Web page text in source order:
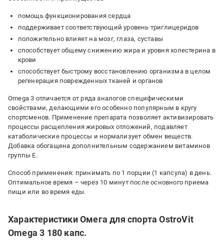
помощь функционирования сердца
поддерживает соответствующий уровень триглицеридов
положительно влияет на мозг, глаза, суставы
способствует общему снижению жира и уровня холестерина в
крови
способствует быстрому восстановлению организма в целом
регенерация поврежденных тканей и органов
Omega 3 отличается от ряда аналогов специфическими
свойствами, делающими его особенно популярным в кругу
спортсменов. Применение препарата позволяет активизировать
процессы расщепления жировых отложений, подавляет
катаболические процессы и нормализует обмен веществ.
Добавка обогащена дополнительным содержанием витаминов
группы Е.
Способ применения: принимать по 1 порции (1 капсула) в день.
Оптимальное время – через 10 минут после основного приема
пищи или во время еды.
Характеристики Омега для спорта OstroVit
Omega 3 180 капс.